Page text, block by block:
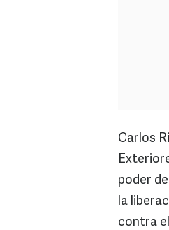
Carlos
poder
la
contra